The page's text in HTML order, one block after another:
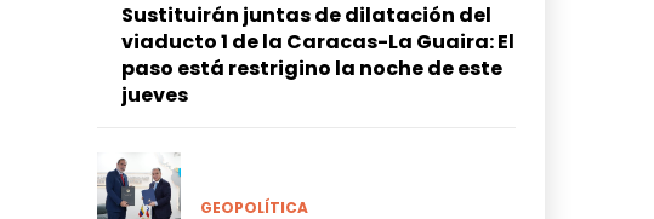
Sustituirán juntas de dilatación del
viaducto 1 de la Caracas-La Guaira: El
paso está restrigino la noche de este
jueves
GEOPOLÍTICA